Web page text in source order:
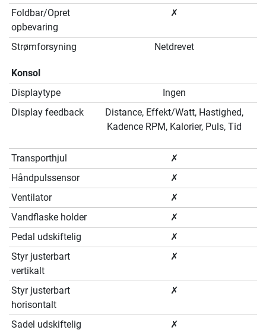
Foldbar/Opret
opbevaring
✗
Strømforsyning Netdrevet
Konsol
Displaytype
Ingen
Display feedback
Distance, Effekt/Watt, Hastighed,
Kadence RPM, Kalorier, Puls, Tid
Transporthjul
✗
Håndpulssensor
✗
Ventilator
✗
Vandflaske holder
✗
Pedal udskiftelig
✗
Styr justerbart
vertikalt
✗
Styr justerbart
horisontalt
✗
Sadel udskiftelig
✗